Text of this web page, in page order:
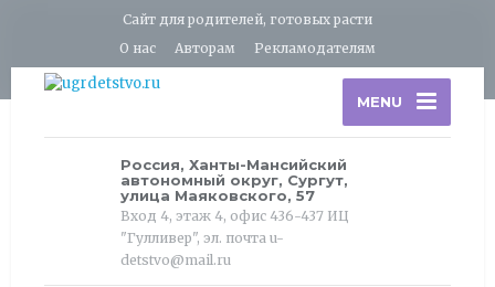
Сайт для родителей, готовых расти
О нас
Авторам Рекламодателям
MENU
Россия, Ханты-Мансийский
автономный округ, Сургут,
улица Маяковского, 57
Вход 4, этаж 4, офис 436-437 ИЦ
"Гулливер", эл. почта u-
detstvo@mail.ru